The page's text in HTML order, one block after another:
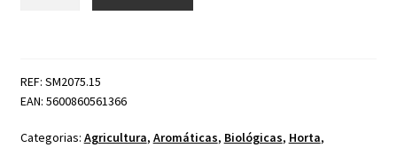
REF: SM2075.15
EAN: 5600860561366
Categorias: Agricultura, Aromáticas, Biológicas, Horta,